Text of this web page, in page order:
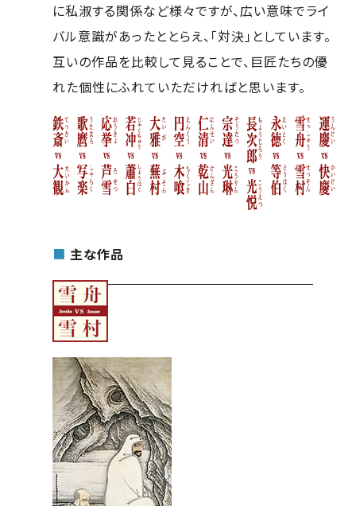
に私淑する関係など様々ですが、広い意味でライ
バル意識があったととらえ、「対決」としています。
互いの作品を比較して見ることで、巨匠たちの優
れた個性にふれていただければと思います。
■ 主な作品